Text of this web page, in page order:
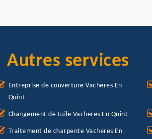
Autres services
Entreprise de couverture Vacheres En
Quint
Changement de tuile Vacheres En Quint
Traitement de charpente Vacheres En